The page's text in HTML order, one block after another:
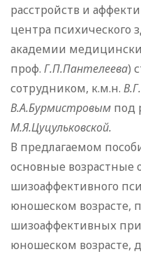
расстройств и
центра психического
академии
проф. Г.П.Пантелеева)
сотрудником, к.м.н.
В.А.Бурмистровым под
М.Я.Цуцульковской.
В предлагаемом
основные возрастные
шизоаффективного
юношеском возрасте,
шизоаффективных
юношеском возрасте,